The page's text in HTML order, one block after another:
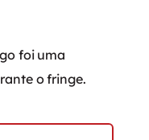
foi uma
o fringe.